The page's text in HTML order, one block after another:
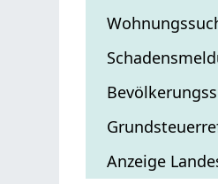
Anzeige